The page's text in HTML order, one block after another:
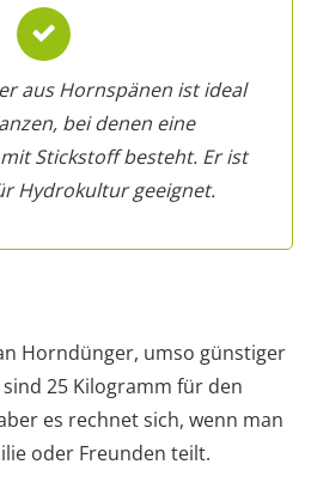
aus Hornspänen ist ideal
bei denen eine
Stickstoff besteht. Er ist
Hydrokultur geeignet.
Horndünger, umso günstiger
25 Kilogramm für den
es rechnet sich, wenn man
oder Freunden teilt.